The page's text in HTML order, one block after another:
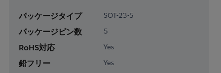
パッケージタイプ SOT-23-5
パッケージピン数 5
RoHS対応 Yes
鉛フリー Yes